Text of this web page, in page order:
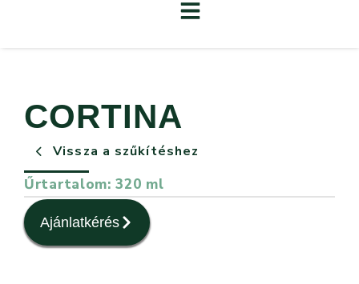
CORTINA
Vissza a szűkítéshez
Űrtartalom: 320 ml
Ajánlatkérés